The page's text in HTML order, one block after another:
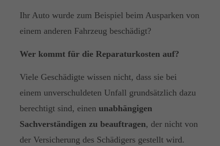
Ihr Auto wurde zum Beispiel beim Ausparken von
einem anderen Fahrzeug beschädigt?
Wer kommt für die Reparaturkosten auf?
Viele Geschädigte wissen nicht, dass sie bei
einem unverschuldeten Unfall grundsätzlich dazu
berechtigt sind, einen unabhängigen
Sachverständigen zu beauftragen, der nicht von
der Versicherung des Schädigers gestellt wird.